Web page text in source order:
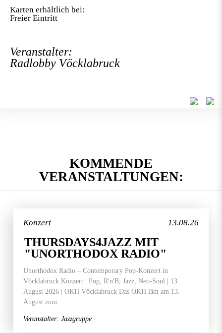
Karten erhältlich bei:
Freier Eintritt
Veranstalter:
Radlobby Vöcklabruck
KOMMENDE
VERANSTALTUNGEN:
13.08.26
Konzert
THURSDAYS4JAZZ MIT
"UNORTHODOX RADIO"
Unorthodox Radio – Contemporary Pop-Konzert in
Vöcklabruck Konzert | Pop, R'n'B, Jazz, Neo-Soul | 13.
August 2026 | OKH Vöcklabruck Das OKH lädt am 13.
August zum...
Veranstalter: Jazzgruppe